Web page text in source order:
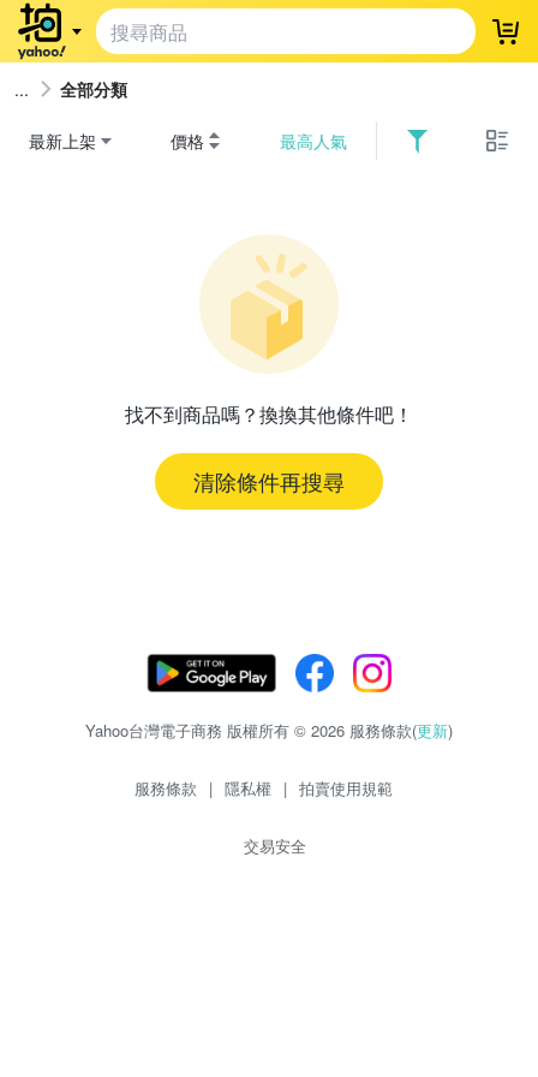
登
全部分類
最新上架 價格 最高人氣
找不到商品嗎？換換其他條件吧！
清除條件再搜尋
Yahoo台灣電子商務 版權所有 © 2026 服務條款(更新)
服務條款 | 隱私權 | 拍賣使用規範
交易安全